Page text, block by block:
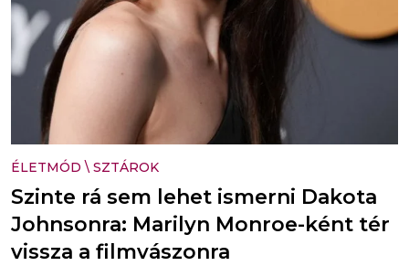
ÉLETMÓD \ SZTÁROK
Szinte rá sem lehet ismerni Dakota
Johnsonra: Marilyn Monroe-ként tér
vissza a filmvászonra